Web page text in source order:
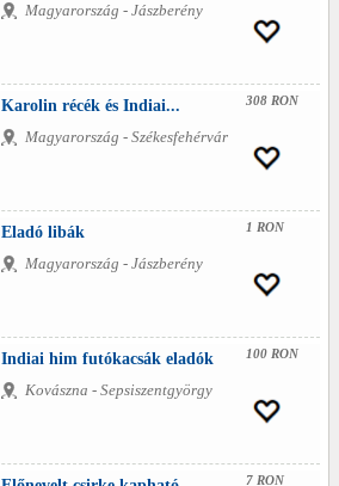
Magyarország - Jászberény
Karolin récék és Indiai...
Magyarország - Székesfehérvár
308 RON
Eladó libák
Magyarország - Jászberény
1 RON
Indiai him futókacsák eladók
Kovászna - Sepsiszentgyörgy
100 RON
7 RON